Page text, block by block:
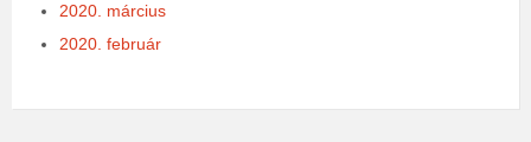
2020. március
2020. február